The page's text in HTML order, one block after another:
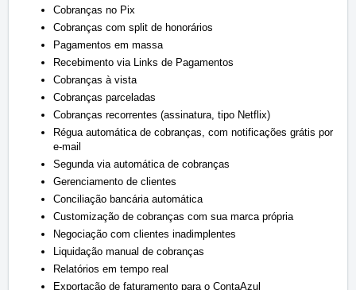
Cobranças no Pix
Cobranças com split de honorários
Pagamentos em massa
Recebimento via Links de Pagamentos
Cobranças à vista
Cobranças parceladas
Cobranças recorrentes (assinatura, tipo Netflix)
Régua automática de cobranças, com notificações grátis por
e-mail
Segunda via automática de cobranças
Gerenciamento de clientes
Conciliação bancária automática
Customização de cobranças com sua marca própria
Negociação com clientes inadimplentes
Liquidação manual de cobranças
Relatórios em tempo real
Exportação de faturamento para o ContaAzul